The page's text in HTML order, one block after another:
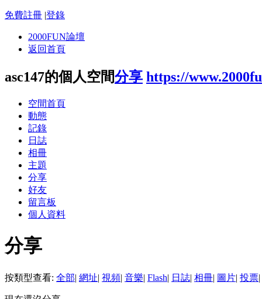
免費註冊 |登錄
2000FUN論壇
返回首頁
asc147的個人空間分享 https://
空間首頁
動態
記錄
日誌
相冊
主題
分享
好友
留言板
個人資料
分享
按類型查看: 全部| 網址| 視頻| 音樂| Flash| 日誌| 相冊| 圖片| 投票|